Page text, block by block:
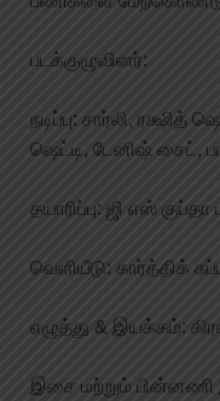
படக்குழுவினர்:
நடிப்பு: சார்லி, ரக்ஷித்
ஷெட்டி, டேனிஷ் சைட்,
தயாரிப்பு: ஜி எஸ்
வெளியீடு: கார்த்திக்
எழுத்து & இயக்கம்:
இசை மற்றும் பின்னணி